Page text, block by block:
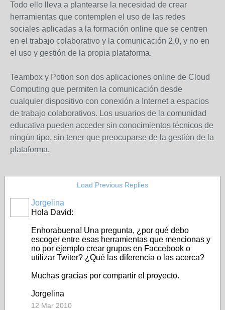
Todo ello lleva a plantearse la necesidad de crear
herramientas que contemplen el uso de las redes
sociales aplicadas a la formación online que se centren
en el trabajo colaborativo y la comunicación 2.0, y no en
el uso y gestión de la propia plataforma.
Teambox y Potion son dos aplicaciones online de Cloud
Computing que permiten la comunicación desde
cualquier dispositivo con conexión a Internet a espacios
de trabajo colaborativos. Los usuarios de la comunidad
educativa pueden acceder sin conocimientos técnicos de
ningún tipo, sin tener que preocuparse de la gestión de la
plataforma.
Load Previous Replies
Jorgelina
Hola David:
Enhorabuena! Una pregunta, ¿por qué debo
escoger entre esas herramientas que mencionas y
no por ejemplo crear grupos en Faccebook o
utilizar Twiter? ¿Qué las diferencia o las acerca?
Muchas gracias por compartir el proyecto.
Jorgelina
12 Mar 2010